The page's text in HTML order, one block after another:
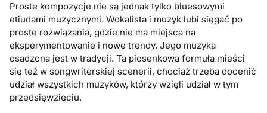
Proste kompozycje nie są jednak tylko bluesowymi
etiudami muzycznymi. Wokalista i muzyk lubi sięgać po
proste rozwiązania, gdzie nie ma miejsca na
eksperymentowanie i nowe trendy. Jego muzyka
osadzona jest w tradycji. Ta piosenkowa formuła mieści
się też w songwriterskiej scenerii, chociaż trzeba docenić
udział wszystkich muzyków, którzy wzięli udział w tym
przedsięwzięciu.